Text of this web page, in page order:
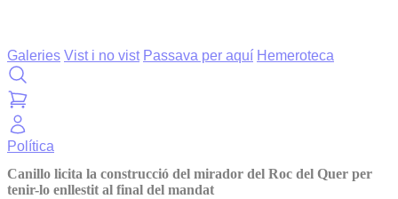
Galeries Vist i no vist Passava per aquí Hemeroteca
Política
Canillo licita la construcció del mirador del Roc del Quer per
tenir-lo enllestit al final del mandat